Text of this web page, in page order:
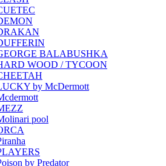
BALABUSHKA
WOOD / TYCOON
by McDermott
pool
by Predator